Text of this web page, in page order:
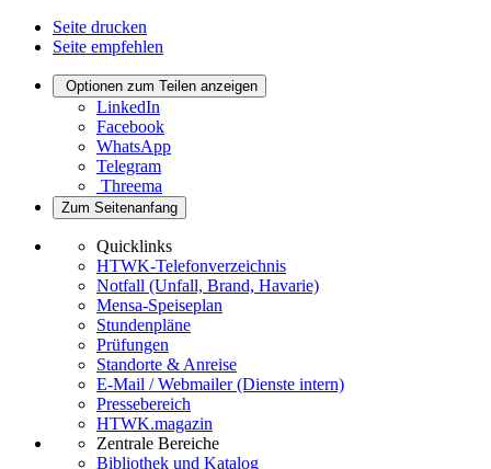
Seite drucken
Seite empfehlen
Optionen zum Teilen anzeigen
LinkedIn
Facebook
WhatsApp
Telegram
Threema
Zum Seitenanfang
Quicklinks
HTWK-Telefonverzeichnis
Notfall (Unfall, Brand, Havarie)
Mensa-Speiseplan
Stundenpläne
Prüfungen
Standorte & Anreise
E-Mail / Webmailer (Dienste intern)
Pressebereich
HTWK.magazin
Zentrale Bereiche
Bibliothek und Katalog